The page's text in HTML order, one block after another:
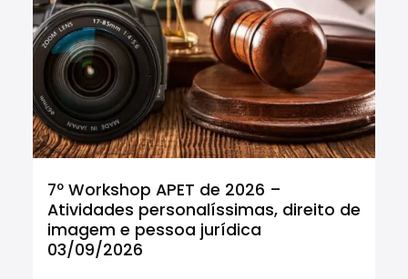
7º Workshop APET de 2026 –
Atividades personalíssimas, direito de
imagem e pessoa jurídica
03/09/2026